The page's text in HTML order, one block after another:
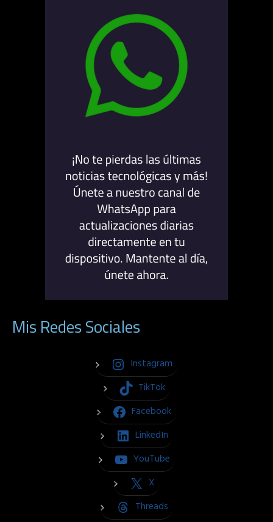
Mis Redes Sociales
Instagram
TikTok
Facebook
LinkedIn
YouTube
X
Threads